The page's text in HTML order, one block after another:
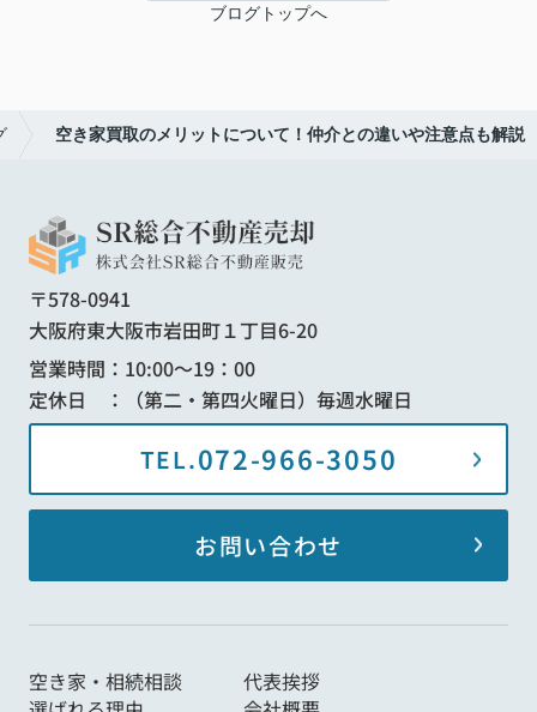
ブログトップへ
空き家買取のメリットについて！仲介との違いや注意点も解説
〒578-0941
大阪府東大阪市岩田町１丁目6-20
営業時間：10:00～19：00
定休日 ：（第二・第四火曜日）毎週水曜日
TEL.072-966-3050
お問い合わせ
空き家・相続相談
代表挨拶